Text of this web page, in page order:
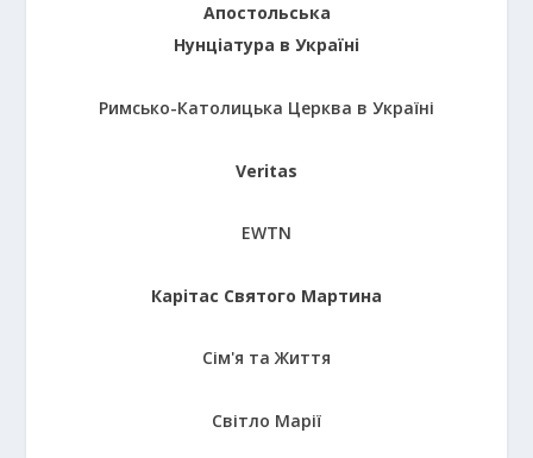
Апостольська
Нунціатура в Україні
Римсько-Католицька Церква в Україні
Veritas
EWTN
Карітас Святого Мартина
Сім'я та Життя
Світло Марії